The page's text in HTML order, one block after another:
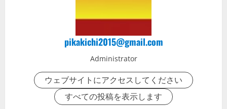
pikakichi2015@gmail.com
Administrator
ウェブサイトにアクセスしてください
すべての投稿を表示します